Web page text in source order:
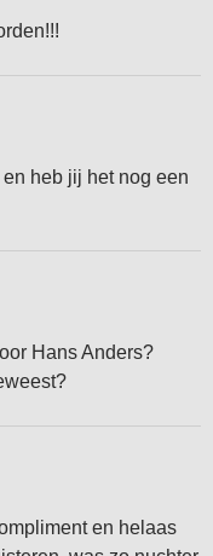
heb jij het nog een
Hans Anders?
en helaas